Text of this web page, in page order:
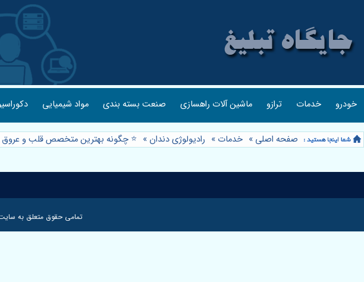
خودرو خدمات ترازو ماشین آلات راهسازی صنعت بسته بندی مواد شیمیایی
صفحه اصلی » خدمات » رادیولوژی دندان » ⭐️ چگونه بهترین متخصص قلب و عروق
تمامی حقوق متعلق به